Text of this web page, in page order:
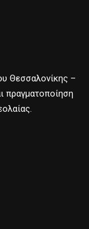
Θεσσαλονίκης –
πραγματοποίηση